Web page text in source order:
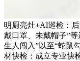
明厨亮灶+AI巡检：
戴口罩、未戴帽子”
生人闯入”以至“蛇鼠
材快检：成立专业快